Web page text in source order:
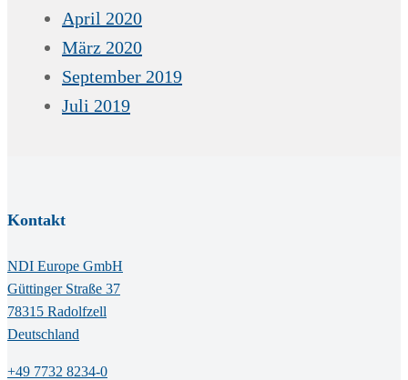
April 2020
März 2020
September 2019
Juli 2019
Kontakt
NDI Europe GmbH
Güttinger Straße 37
78315 Radolfzell
Deutschland
+49 7732 8234-0